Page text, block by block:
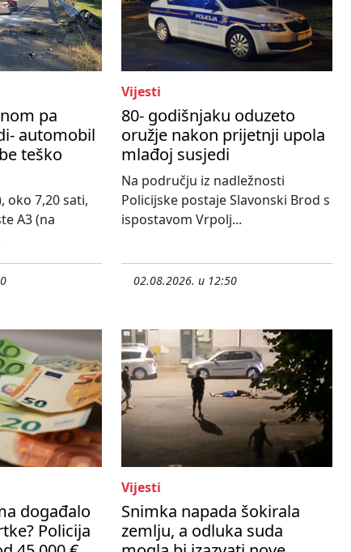
pa
automobil
teško
oko 7,20 sati,
A3 (na
Vijesti
80- godišnjaku oduzeto
oružje nakon prijetnji upola
mlađoj susjedi
Na području iz nadležnosti
Policijske postaje Slavonski Brod s
ispostavom Vrpolj...
02.08.2026. u 12:50
događalo
Policija
Vijesti
Snimka napada šokirala
zemlju, a odluka suda